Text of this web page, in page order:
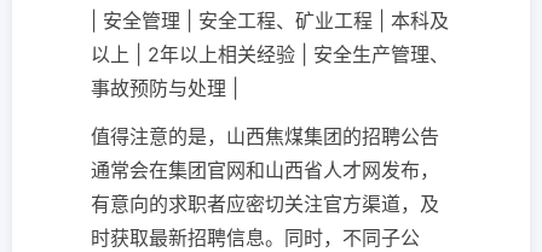
| 安全管理 | 安全工程、矿业工程 | 本科及
以上 | 2年以上相关经验 | 安全生产管理、
事故预防与处理 |
值得注意的是，山西焦煤集团的招聘公告
通常会在集团官网和山西省人才网发布，
有意向的求职者应密切关注官方渠道，及
时获取最新招聘信息。同时，不同子公